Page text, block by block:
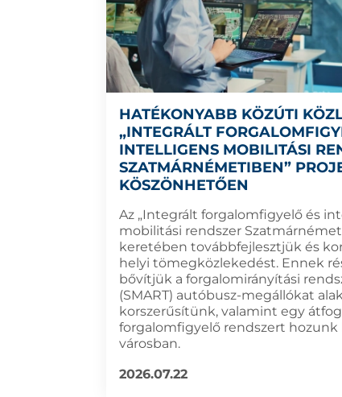
HATÉKONYABB KÖZÚTI
„INTEGRÁLT
INTELLIGENS MOBILITÁSI
SZATMÁRNÉMETIBEN”
KÖSZÖNHETŐEN
Az „Integrált forgalomfigyelő és
mobilitási rendszer
keretében továbbfejlesztjük és
helyi tömegközlekedést. Ennek
bővítjük a forgalomirányítási
(SMART) autóbusz-megállókat
korszerűsítünk, valamint egy
forgalomfigyelő rendszert hozunk
városban.
2026.07.22